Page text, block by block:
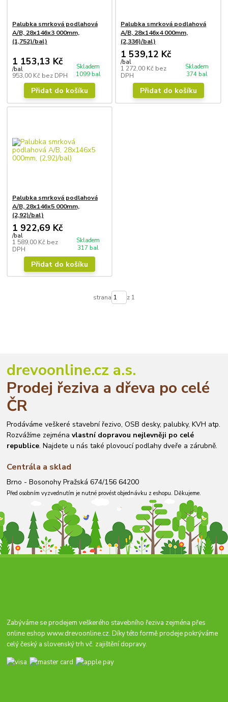
Palubka smrková podlahová
A/B, 28x146x3 000mm,
(1,752)/bal)
1 153,13 Kč
/bal
953,00 Kč bez DPH
Skladem
1099 bal
Přidat do košíku
Palubka smrková podlahová
A/B, 28x146x4 000mm,
(2,336)/bal)
1 539,12 Kč
/bal
1 272,00 Kč bez
DPH
Skladem
374 bal
Přidat do košíku
Palubka smrková podlahová
A/B, 28x146x5 000mm,
(2,92)/bal)
1 922,69 Kč
/bal
1 589,00 Kč bez
DPH
Skladem
317 bal
Přidat do košíku
strana z 1
drevoonline.cz a.s.
Prodej řeziva a dřeva po celé
ČR
Prodáváme veškeré stavební řezivo, OSB desky, palubky, KVH atp.
Rozvážíme zejménavlastní dopravou nejlevněji po celé
republice. Najdete u nás také plovoucí podlahy dveře a zárubně.
Centrála a sklad
Brno - Bosonohy Pražská 674/156 64200
Před osobním vyzvednutím je nutné provést objednávku z eshopu. Děkujeme.
Zabýváme se prodejem veškerého stavebního řeziva zejména přes
online eshopwww.drevoonline.cz. Díky této formě prodeje pokrýváme
celý český a slovenský trh vč. zajištění dopravy.